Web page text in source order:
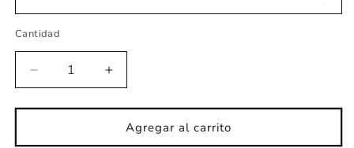
Cantidad
Reducir
cantidad
para
infantil
Aumentar
cantidad
para
Lámina
infantil
Agregar al carrito